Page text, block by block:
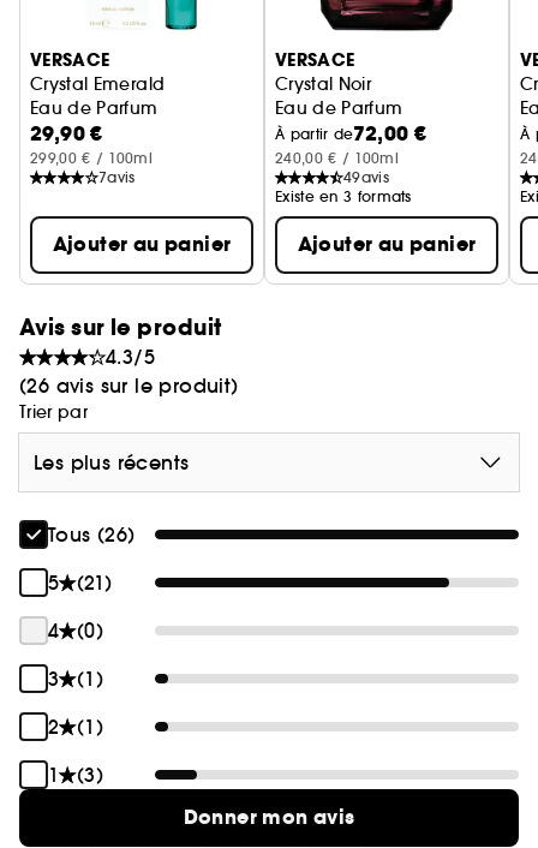
Ignorer le carrousel produits
VERSACE
Crystal Emerald
Eau de Parfum
29,90 €
299,00 € / 100ml
7avis
Ajouter au panier
VERSACE
Crystal Noir
Eau de Parfum
À partir de72,00 €
240,00 € / 100ml
49avis
Existe en 3 formats
Ajouter au panier
À
Avis sur le produit
4.3/5
(26 avis sur le produit)
Trier par
Les plus récents
Tous (26)
5
(21)
4
(0)
3
(1)
2
(1)
1
(3)
Donner mon avis